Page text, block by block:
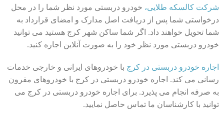
شرکت کالسکه طلایی، خودرو دربستی مورد نظر شما را در محل
درخواستی شما پس از دریافت اصل مدارک و امضای قرارداد به
شما تحویل خواهند داد. اگر شما ساکن شهر کرج هستید می توانید
خودرو دربستی مورد نظر خود را به صورت آنلاین اجاره کنید.
اجاره خودرو دربستی در کرج با خودروهای ایرانی و خارجی خدمات
رسانی می کند. اجاره خودرو دربستی در کرج با خودروهای مقرون
به صرفه انجام می پذیرد. برای اجاره خودرو دربستی در کرج می
توانید با کارشناسان ما تماس حاصل نمایید.